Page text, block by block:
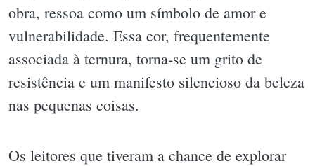
obra, ressoa como um símbolo de amor e
vulnerabilidade. Essa cor, frequentemente
associada à ternura, torna-se um grito de
resistência e um manifesto silencioso da beleza
nas pequenas coisas.
Os leitores que tiveram a chance de explorar